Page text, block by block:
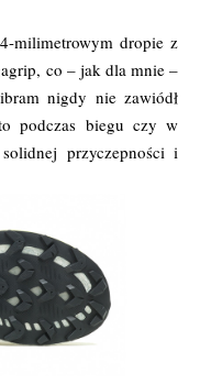
milimetrowym dropie z
co – jak dla mnie –
nigdy nie zawiódł
podczas biegu czy w
przyczepności i